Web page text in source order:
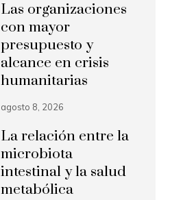
Las organizaciones
con mayor
presupuesto y
alcance en crisis
humanitarias
agosto 8, 2026
La relación entre la
microbiota
intestinal y la salud
metabólica